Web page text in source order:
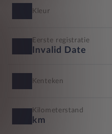
Kleur
Eerste registratie
Invalid Date
Kenteken
Kilometerstand
km